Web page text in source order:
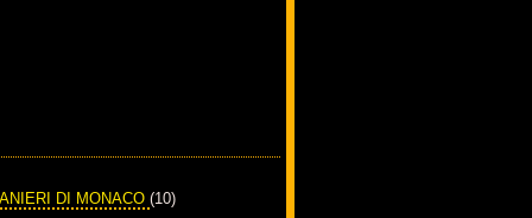
DI MONACO (10)